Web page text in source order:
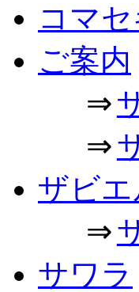
コマ
ご案内
⇒
⇒
ザビ
⇒
サワラ